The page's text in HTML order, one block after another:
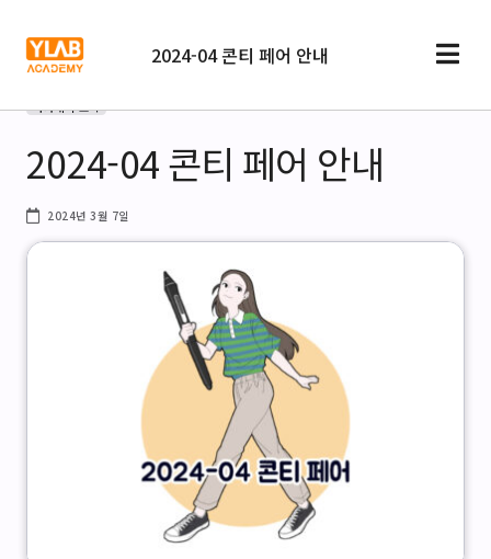
2024-04 콘티 페어 안내
아카데미 소식
2024-04 콘티 페어 안내
2024년 3월 7일